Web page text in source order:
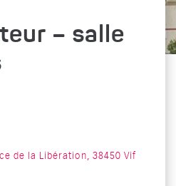
– salle
de la Libération, 38450 Vif